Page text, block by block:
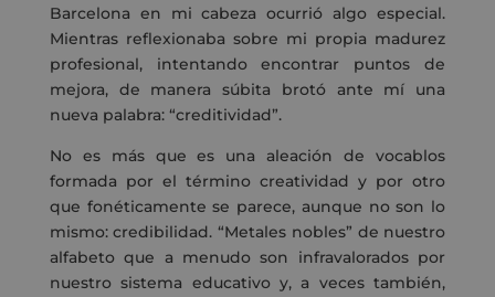
Barcelona en mi cabeza ocurrió algo especial.
Mientras reflexionaba sobre mi propia madurez
profesional, intentando encontrar puntos de
mejora, de manera súbita brotó ante mí una
nueva palabra: “creditividad”.
No es más que es una aleación de vocablos
formada por el término creatividad y por otro
que fonéticamente se parece, aunque no son lo
mismo: credibilidad. “Metales nobles” de nuestro
alfabeto que a menudo son infravalorados por
nuestro sistema educativo y, a veces también,